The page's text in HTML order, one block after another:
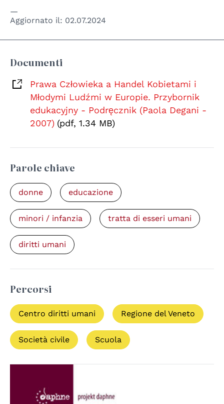
Aggiornato il: 02.07.2024
Documenti
Prawa Człowieka a Handel Kobietami i
Młodymi Ludźmi w Europie. Przybornik
edukacyjny - Podręcznik (Paola Degani -
2007) (pdf, 1.34 MB)
Parole chiave
donne educazione
minori / infanzia tratta di esseri umani
diritti umani
Percorsi
Centro diritti umani Regione del Veneto
Società civile Scuola